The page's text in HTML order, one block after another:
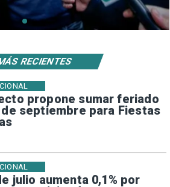
propone sumar feriado
de septiembre para Fiestas
julio aumenta 0,1% por
RECIENTES